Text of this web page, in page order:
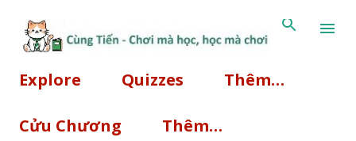
Explore Quizzes Thêm…
Cửu Chương Thêm…